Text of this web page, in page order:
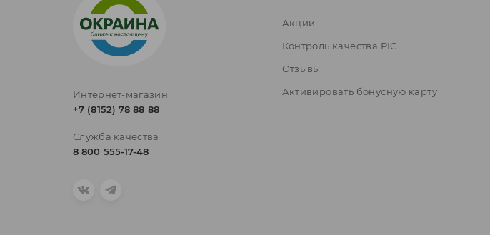
Интернет-магазин
+7 (8152) 78 88 88
Служба качества
8 800 555-17-48
Акции
Контроль качества PIC
Отзывы
Активировать бонусную карту